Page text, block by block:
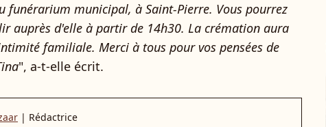
funérarium municipal, à Saint-Pierre. Vous pourrez
auprès d'elle à partir de 14h30. La crémation aura
familiale. Merci à tous pour vos pensées de
", a-t-elle écrit.
| Rédactrice